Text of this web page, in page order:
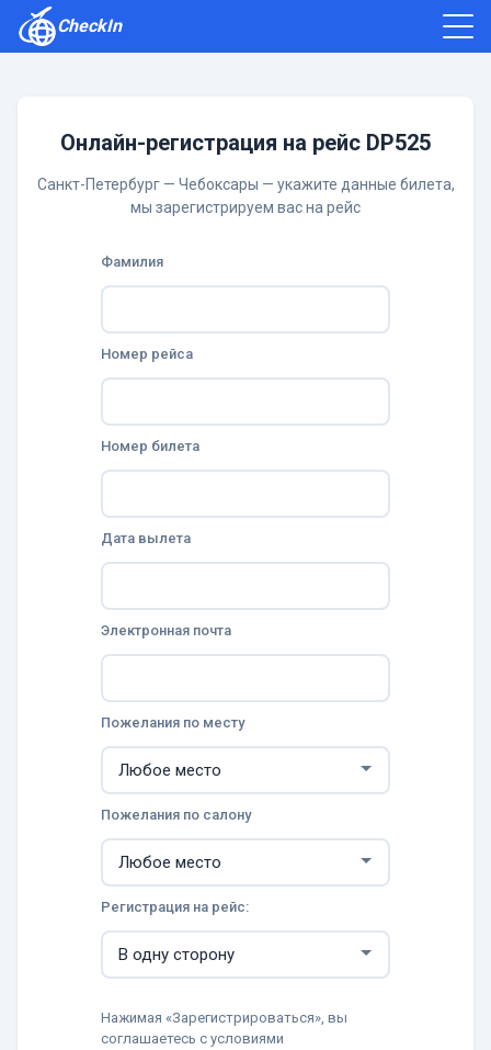
CheckIn
Онлайн-регистрация на рейс DP525
Санкт-Петербург — Чебоксары — укажите данные билета,
мы зарегистрируем вас на рейс
Фамилия
Номер рейса
Номер билета
Дата вылета
Электронная почта
Пожелания по месту
Пожелания по салону
Регистрация на рейс:
Нажимая «Зарегистрироваться», вы
соглашаетесь с условиями